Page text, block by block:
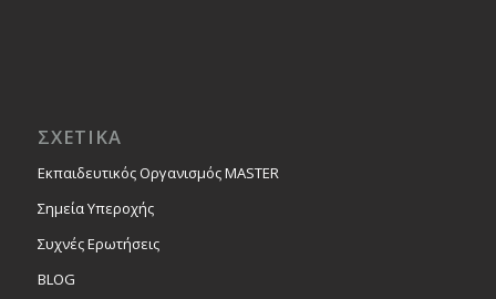
ΣΧΕΤΙΚΑ
Εκπαιδευτικός Οργανισμός MASTER
Σημεία Υπεροχής
Συχνές Ερωτήσεις
BLOG